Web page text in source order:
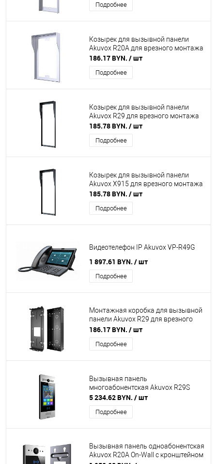
Подробнее
Козырек для вызывной панели
Akuvox R20A для врезного монтажа
186.17 BYN. / шт
Подробнее
Козырек для вызывной панели
Akuvox R29 для врезного монтажа
185.78 BYN. / шт
Подробнее
Козырек для вызывной панели
Akuvox X915 для врезного монтажа
185.78 BYN. / шт
Подробнее
Видеотелефон IP Akuvox VP-R49G
1 897.61 BYN. / шт
Подробнее
Монтажная коробка для вызывной
панели Akuvox R29 для врезного
монтажа
186.17 BYN. / шт
Подробнее
Вызывная панель
многоабонентская Akuvox R29S
5 234.62 BYN. / шт
Подробнее
Вызывная панель одноабонентская
Akuvox R20A On-Wall с кронштейном